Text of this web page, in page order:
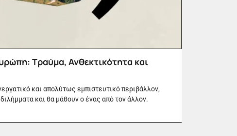
Τραύμα, Ανθεκτικότητα και
και απολύτως εμπιστευτικό περιβάλλον,
και θα μάθουν ο ένας από τον άλλον.